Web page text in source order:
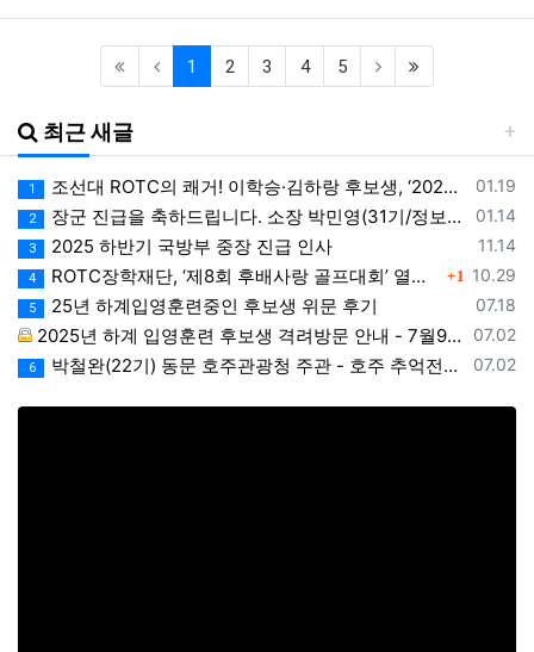
1 (current)
2 3 4 5
최근 새글
등록일
01.19
1 조선대 ROTC의 쾌거! 이학승·김하랑 후보생, ‘2026 美 대학 특별리더십 연수’ 선발
등록일
01.14
2 장군 진급을 축하드립니다. 소장 박민영(31기/정보), 준장 서필석(34기/공병).황주봉(36기/보병).김희찬(36기/기갑)
등록일
11.14
3 2025 하반기 국방부 중장 진급 인사
등록일
10.29
4 ROTC장학재단, ‘제8회 후배사랑 골프대회’ 열어.. 장학기금 3억 7,620만원 조성 댓글
1
등록일
07.18
5 25년 하계입영훈련중인 후보생 위문 후기
등록일
07.02
2025년 하계 입영훈련 후보생 격려방문 안내 - 7월9일(수)
등록일
07.02
6 박철완(22기) 동문 호주관광청 주관 - 호주 추억전에 한국화 최초 초청 전시회